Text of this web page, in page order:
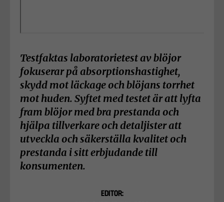
Testfaktas laboratorietest av blöjor
fokuserar på absorptionshastighet,
skydd mot läckage och blöjans torrhet
mot huden. Syftet med testet är att lyfta
fram blöjor med bra prestanda och
hjälpa tillverkare och detaljister att
utveckla och säkerställa kvalitet och
prestanda i sitt erbjudande till
konsumenten.
EDITOR: